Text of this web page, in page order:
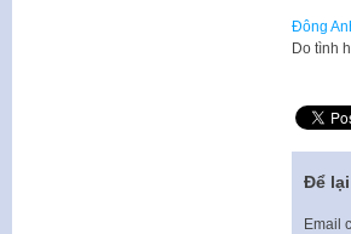
Đông
Do tình
Để
Email